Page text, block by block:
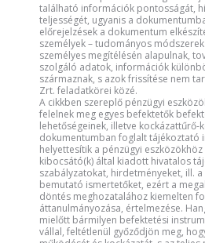
található információk pontosságát,
teljességét, ugyanis a
előrejelzések a dokumentum
személyek – tudományos
személyes megítélésén alapulnak,
szolgáló adatok, információk
származnak, s azok frissítése nem
Zrt. feladatkörei közé.
A cikkben szereplő pénzügyi
felelnek meg egyes befektetők
lehetőségeinek, illetve kockázattűrő-
dokumentumban foglalt tájékoztató
helyettesítik a pénzügyi
kibocsátó(k) által kiadott hivatalos
szabályzatokat, hirdetményeket, ill.
bemutató ismertetőket, ezért a
döntés meghozatalához kiemelten
áttanulmányozása, értelmezése.
mielőtt bármilyen befektetési
vállal, feltétlenül győződjön meg,